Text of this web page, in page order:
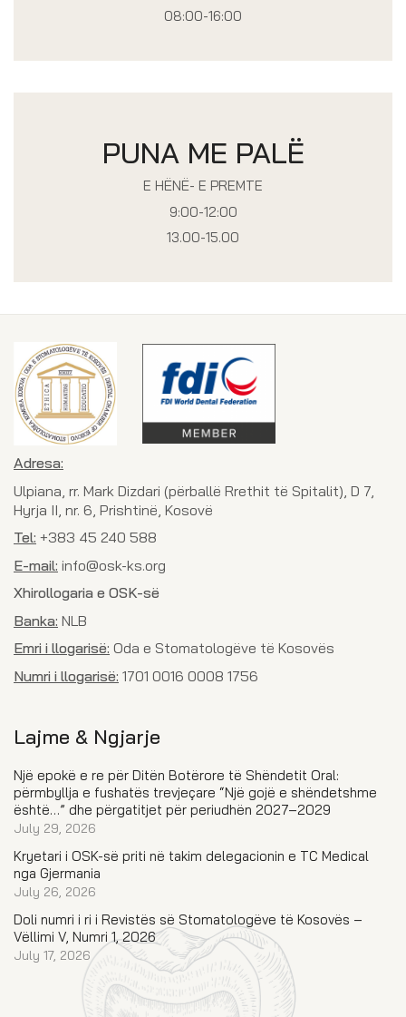
08:00-16:00
PUNA ME PALË
E HËNË- E PREMTE
9:00-12:00
13.00-15.00
Adresa:
Ulpiana, rr. Mark Dizdari (përballë Rrethit të Spitalit), D 7,
Hyrja II, nr. 6, Prishtinë, Kosovë
Tel: +383 45 240 588
E-mail: info@osk-ks.org
Xhirollogaria e OSK-së
Banka: NLB
Emri i llogarisë: Oda e Stomatologëve të Kosovës
Numri i llogarisë: 1701 0016 0008 1756
Lajme & Ngjarje
Një epokë e re për Ditën Botërore të Shëndetit Oral:
përmbyllja e fushatës trevjeçare “Një gojë e shëndetshme
është…” dhe përgatitjet për periudhën 2027–2029
July 29, 2026
Kryetari i OSK-së priti në takim delegacionin e TC Medical
nga Gjermania
July 26, 2026
Doli numri i ri i Revistës së Stomatologëve të Kosovës –
Vëllimi V, Numri 1, 2026
July 17, 2026